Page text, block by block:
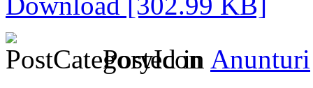
Posted in Anunturi